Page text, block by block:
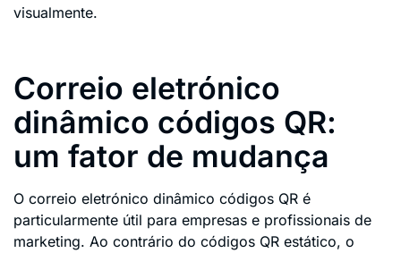
visualmente.
Correio eletrónico
dinâmico códigos QR:
um fator de mudança
O correio eletrónico dinâmico códigos QR é
particularmente útil para empresas e profissionais de
marketing. Ao contrário do códigos QR estático, o